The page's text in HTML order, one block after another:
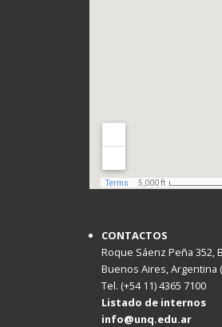
CONTACTOS
Roque Sáenz Peña 352,
Buenos Aires, Argentina
Tel. (+54 11) 4365
Listado de internos